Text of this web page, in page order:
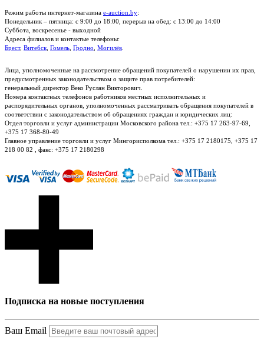
Режим работы интернет-магазина e-auction.by:
Понедельник – пятница: с 9:00 до 18:00, перерыв на обед: с 13:00 до 14:00
Суббота, воскресенье - выходной
Адреса филиалов и контактые телефоны:
Брест, Витебск Гомель Гродно Могилёв
Лица, уполномоченные на рассмотрение обращений покупателей о нарушении их прав,
предусмотренных законодательством о защите прав потребителей:
генеральный директор Веко Руслан Викторович.
Номера контактных телефонов работников местных исполнительных и
распорядительных органов, уполномоченных рассматривать обращения покупателей в
соответствии с законодательством об обращениях граждан и юридических лиц:
Отдел торговли и услуг администрации Московского района тел.: +375 17 263-97-69,
+375 17 368-80-49
Главное управление торговли и услуг Мингорисполкома тел.: +375 17 2180175, +375 17
218 00 82 , факс: +375 17 2180298
Подписка на новые поступления
Ваш Email